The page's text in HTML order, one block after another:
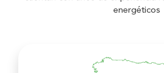
energéticos